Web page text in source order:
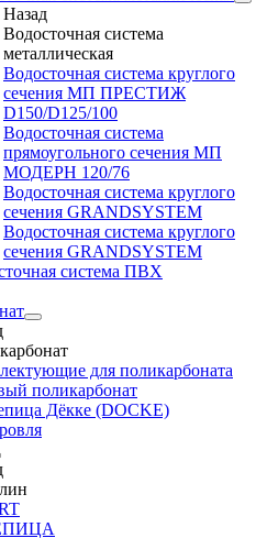
Назад
Водосточная система
металлическая
Водосточная система круглого
сечения МП ПРЕСТИЖ
D150/D125/100
Водосточная система
прямоугольного сечения МП
МОДЕРН 120/76
Водосточная система круглого
сечения GRANDSYSTEM
Водосточная система круглого
сечения GRANDSYSTEM
система ПВХ
для поликарбоната
поликарбонат
Дёкке (DOCKE)